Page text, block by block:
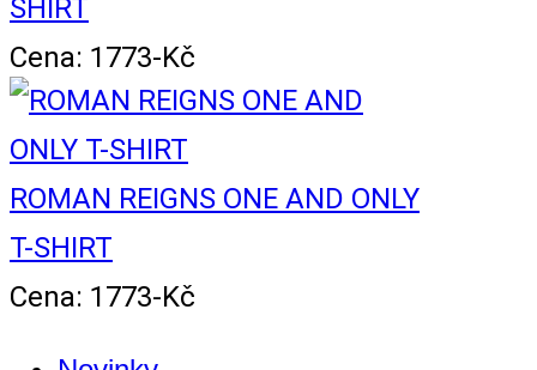
SHIRT
Cena: 1773-Kč
ROMAN REIGNS ONE AND ONLY
T-SHIRT
Cena: 1773-Kč